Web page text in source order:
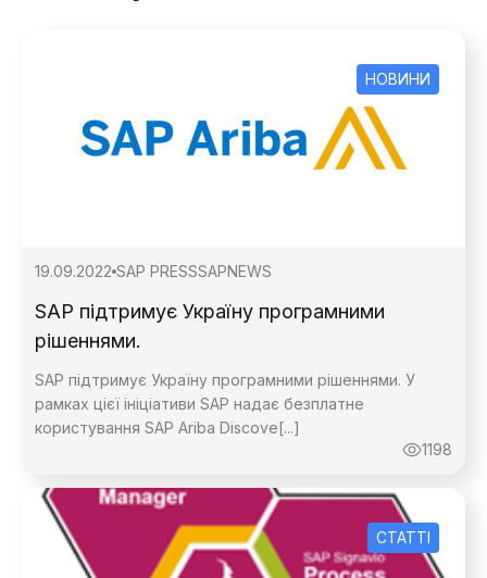
НОВИНИ
19.09.2022 SAP PRESSSAPNEWS
SAP підтримує Україну програмними
рішеннями.
SAP підтримує Україну програмними рішеннями. У
рамках цієї ініціативи SAP надає безплатне
користування SAP Ariba Discove[...]
1198
СТАТТІ